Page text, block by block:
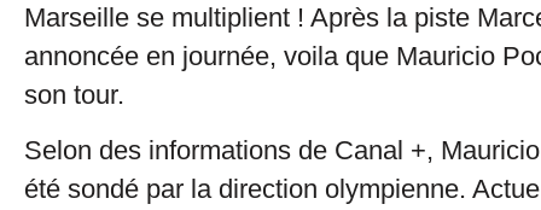
Marseille se multiplient ! Après la piste
annoncée en journée, voila que Mauricio
son tour.
Selon des informations de Canal +,
été sondé par la direction olympienne.